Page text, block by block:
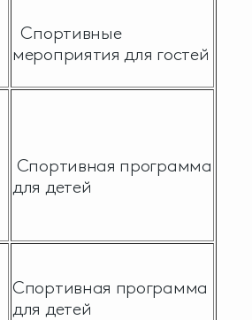
Спортивные
мероприятия для гостей
Спортивная программа
для детей
Спортивная программа
для детей